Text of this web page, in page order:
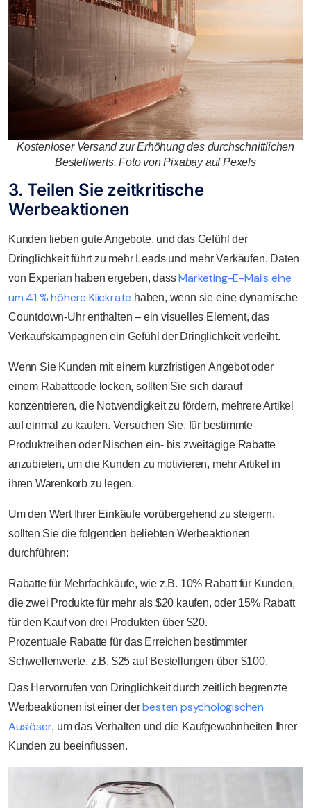
Kostenloser Versand zur Erhöhung des durchschnittlichen
Bestellwerts. Foto von Pixabay auf Pexels
3. Teilen Sie zeitkritische
Werbeaktionen
Kunden lieben gute Angebote, und das Gefühl der
Dringlichkeit führt zu mehr Leads und mehr Verkäufen. Daten
von Experian haben ergeben, dassMarketing-E-Mails eine
um 41 % höhere Klickrate haben, wenn sie eine dynamische
Countdown-Uhr enthalten – ein visuelles Element, das
Verkaufskampagnen ein Gefühl der Dringlichkeit verleiht.
Wenn Sie Kunden mit einem kurzfristigen Angebot oder
einem Rabattcode locken, sollten Sie sich darauf
konzentrieren, die Notwendigkeit zu fördern, mehrere Artikel
auf einmal zu kaufen. Versuchen Sie, für bestimmte
Produktreihen oder Nischen ein- bis zweitägige Rabatte
anzubieten, um die Kunden zu motivieren, mehr Artikel in
ihren Warenkorb zu legen.
Um den Wert Ihrer Einkäufe vorübergehend zu steigern,
sollten Sie die folgenden beliebten Werbeaktionen
durchführen:
Rabatte für Mehrfachkäufe, wie z.B. 10% Rabatt für Kunden,
die zwei Produkte für mehr als $20 kaufen, oder 15% Rabatt
für den Kauf von drei Produkten über $20.
Prozentuale Rabatte für das Erreichen bestimmter
Schwellenwerte, z.B. $25 auf Bestellungen über $100.
Das Hervorrufen von Dringlichkeit durch zeitlich begrenzte
Werbeaktionen ist einer derbesten psychologischen
Auslöser, um das Verhalten und die Kaufgewohnheiten Ihrer
Kunden zu beeinflussen.